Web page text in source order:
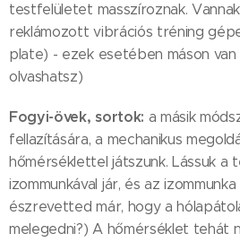
testfelületet masszíroznak.
reklámozott vibrációs tréning
plate) - ezek esetében máson van
olvashatsz)
Fogyi-övek, sortok: a másik
fellazítására, a mechanikus
hőmérséklettel játszunk. Lássuk a
izommunkával jár, és az
észrevetted már, hogy a
melegedni?) A hőmérséklet tehát